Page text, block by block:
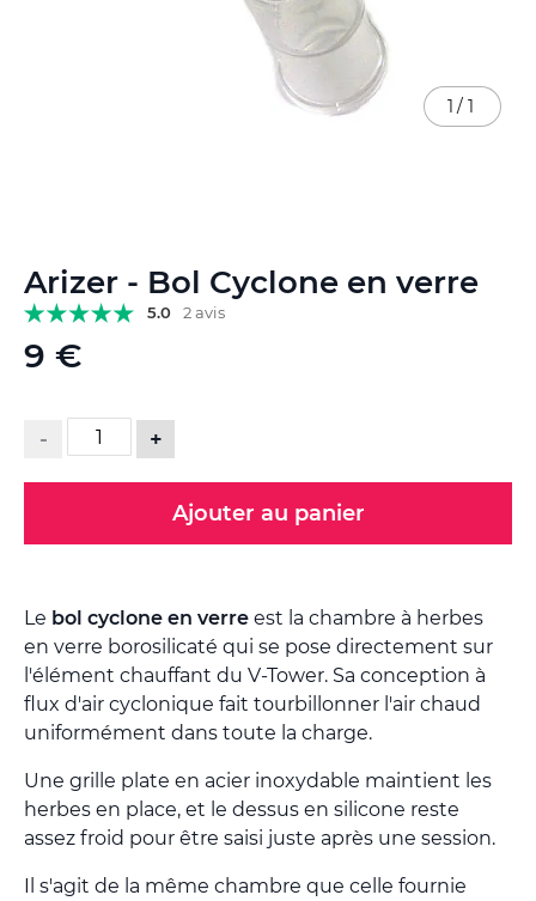
Arizer - Bol Cyclone en verre
5.0 2 avis
9 €
- +
Ajouter au panier
Le bol cyclone en verre est la chambre à herbes
en verre borosilicaté qui se pose directement sur
l'élément chauffant du V-Tower. Sa conception à
flux d'air cyclonique fait tourbillonner l'air chaud
uniformément dans toute la charge.
Une grille plate en acier inoxydable maintient les
herbes en place, et le dessus en silicone reste
assez froid pour être saisi juste après une session.
Il s'agit de la même chambre que celle fournie
1 / 1
to
the
beginning
of
gallery